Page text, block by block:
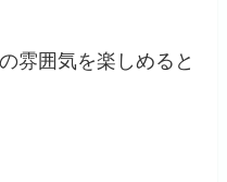
雰囲気を楽しめると